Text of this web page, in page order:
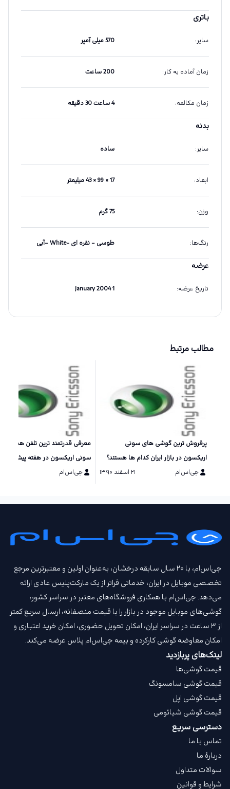
باتری
سایر: 570 میلی آمپر
زمان آماده به کار: 200 ساعت
زمان مکالمه: 4 ساعت 30 دقیقه
بدنه
سایر: ساده
ابعاد: 17 × 99 × 43 میلیمتر
وزن: 75 گرم
رنگ‌ها: طوسی – نقره ای -White –آبی
عرضه
تاریخ عرضه:
1 January 2004
مطالب مرتبط
پرفروش ترین گوشی های سونی
اریکسون در بازار ایران کدام ها هستند؟
جی‌اس‌ام
۲۱ اسفند ۱۳۹۰
معرفی قدرتمند ترین تلفن همراه
سونی اریکسون در هفته پیش رو
جی‌اس‌ام
جی‌اس‌ام، با ۲۰ سال سابقه درخشان، به‌عنوان اولین و معتبرترین مرجع
تخصصی موبایل در ایران، خدماتی فراتر از یک مارکت‌پلیس عادی ارائه
می‌دهد. جی‌اس‌ام با همکاری فروشگاه‌های معتبر در سراسر کشور،
گوشی‌های موبایل موجود در بازار را با قیمت‌ منصفانه، ارسال سریع کمتر
از ۳ ساعت در سراسر ایران، امکان تحویل حضوری، امکان خرید اعتباری و
امکان معاوضه گوشی کارکرده و بیمه جی‌اس‌ام‌ پلاس عرضه می‌کند.
لینک‌های پربازدید
قیمت گوشی‌ها
قیمت گوشی سامسونگ
قیمت گوشی اپل
قیمت گوشی شیائومی
دسترسی سریع
تماس با ما
دربارهٔ ما
سوالات متداول
شرایط و قوانین